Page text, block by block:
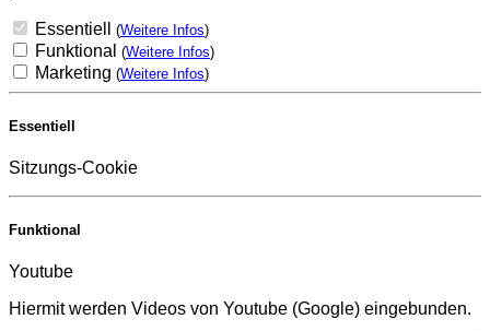
Essentiell (Weitere Infos)
Funktional (Weitere Infos)
Marketing (Weitere Infos)
Essentiell
Sitzungs-Cookie
Funktional
Youtube
Hiermit werden Videos von Youtube (Google) eingebunden.